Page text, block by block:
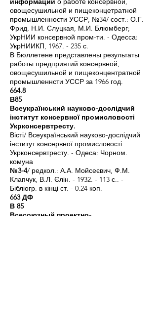
овощесушильной и пищеконцетратной
промышленности УССР, №34/ сост.: О.Г.
Фрид, Н.И. Слуцкая, М.И. Блюмберг;
УкрНИИ консервной пром-ти. - Одесса:
УкрНИИКП, 1967. - 235 с.
В Бюллетене представлены результаты
работы предприятий консервной,
овощесушильной и пищеконцентратной
промышленнсти УССР за 1966 год.
664.8
В85
Всеукраїнський науково-дослідчий
інститут консервної промисловості
Укрконсервтресту.
Вісті/ Всеукраїнський науково-дослідчий
інститут консервної промисловості
Укрконсервтресту. - Одеса: Чорном.
комуна
№3-4/ редкол.: А.А. Мойсеєвич, Ф.М.
Клапчук, В.Л. Єлін. - 1932. - 113 с.. -
Бібліогр. в кінці ст. - 0.24 коп.
663 ДФ
В 85
Всесоюзный проектно-